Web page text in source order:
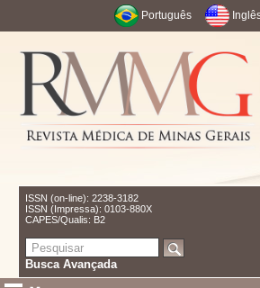
Português
ISSN (on-line): 2238-3182
ISSN (Impressa): 0103-880X
CAPES/Qualis: B2
Busca Avançada